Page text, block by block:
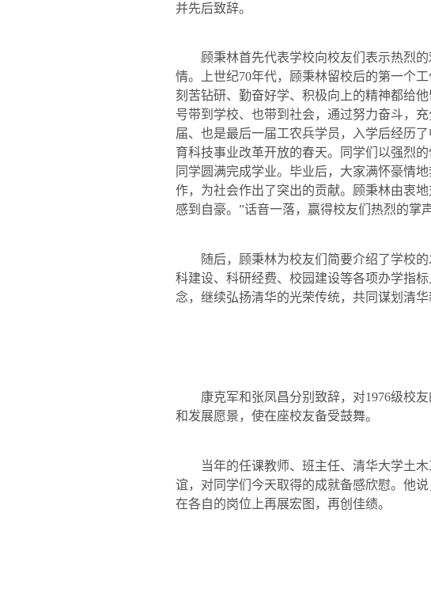
并先后致辞。
顾秉林首先代表学校向校友们表示热烈
情。上世纪70年代，顾秉林留校后的第一个
刻苦钻研、勤奋好学、积极向上的精神都给
号带到学校、也带到社会，通过努力奋斗，
届、也是最后一届工农兵学员，入学后经历
育科技事业改革开放的春天。同学们以强烈
同学圆满完成学业。毕业后，大家满怀豪情
作，为社会作出了突出的贡献。顾秉林由衷
感到自豪。”话音一落，赢得校友们热烈的掌声
随后，顾秉林为校友们简要介绍了学校
科建设、科研经费、校园建设等各项办学指
念，继续弘扬清华的光荣传统，共同谋划清华
康克军和张凤昌分别致辞，对1976级校
和发展愿景，使在座校友备受鼓舞。
当年的任课教师、班主任、清华大学土
谊，对同学们今天取得的成就备感欣慰。他
在各自的岗位上再展宏图，再创佳绩。